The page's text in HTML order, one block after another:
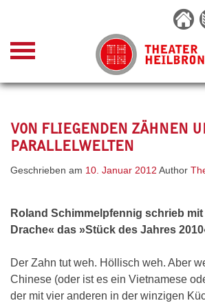
content
VON FLIEGENDEN ZÄHNEN
PARALLELWELTEN
Geschrieben am 10. Januar 2012 Author
Roland Schimmelpfennig schrieb
Drache« das »Stück des Jahres
Der Zahn tut weh. Höllisch weh. Aber
Chinese (oder ist es ein Vietnamese
der mit vier anderen in der winzigen